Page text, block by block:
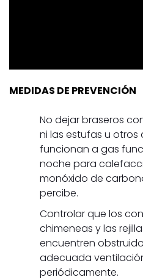
MEDIDAS DE PREVENCIÓN
No dejar braseros
ni las estufas u
funcionan a gas
noche para
monóxido de
percibe.
Controlar que los
chimeneas y las
encuentren
adecuada
periódicamente.